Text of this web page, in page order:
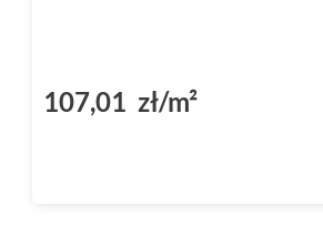
107,01 zł/m²